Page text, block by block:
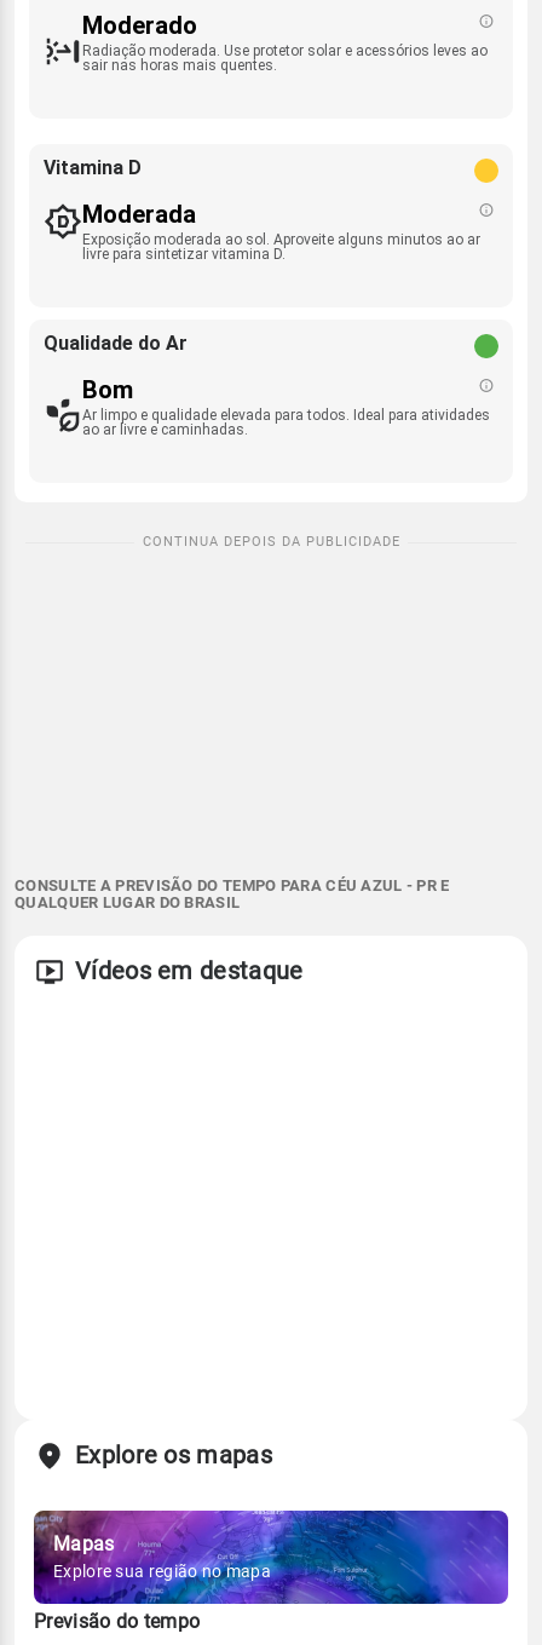
Moderado
Radiação moderada. Use protetor solar e acessórios leves ao
sair nas horas mais quentes.
Vitamina D
Moderada
Exposição moderada ao sol. Aproveite alguns minutos ao ar
livre para sintetizar vitamina D.
Qualidade do Ar
Bom
Ar limpo e qualidade elevada para todos. Ideal para atividades
ao ar livre e caminhadas.
CONSULTE A PREVISÃO DO TEMPO PARA CÉU AZUL - PR E
QUALQUER LUGAR DO BRASIL
Vídeos em destaque
Explore os mapas
Mapas
Explore sua região no mapa
Previsão do tempo